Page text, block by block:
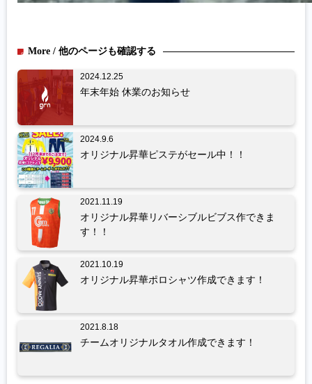
More / 他のページも確認する
2024.12.25
年末年始 休業のお知らせ
2024.9.6
オリジナル昇華ピステがセール中！！
2021.11.19
オリジナル昇華リバーシブルビブス作できま
す！！
2021.10.19
オリジナル昇華ポロシャツ作成できます！
2021.8.18
チームオリジナルタオル作成できます！